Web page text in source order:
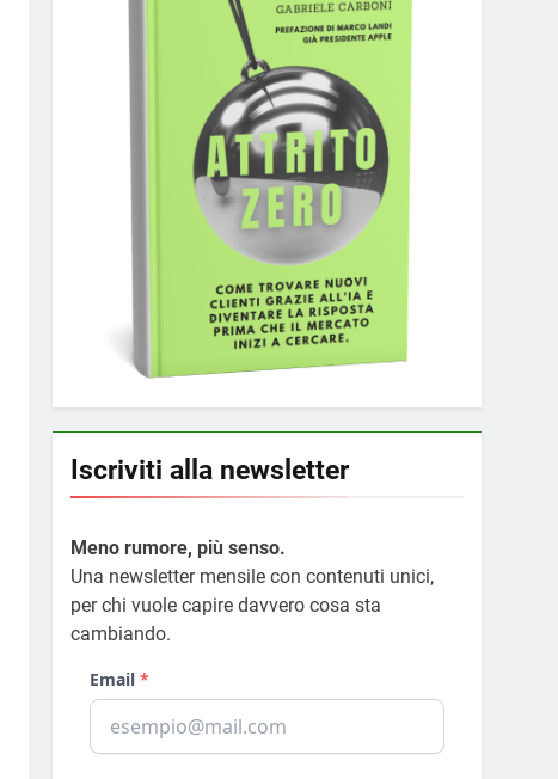
Iscriviti alla newsletter
Meno rumore, più senso.
Una newsletter mensile con contenuti unici,
per chi vuole capire davvero cosa sta
cambiando.